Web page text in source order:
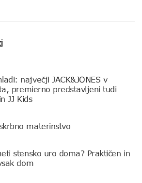
največji JACK&JONES v
premierno predstavljeni tudi
JJ Kids
materinstvo
stensko uro doma? Praktičen in
dom